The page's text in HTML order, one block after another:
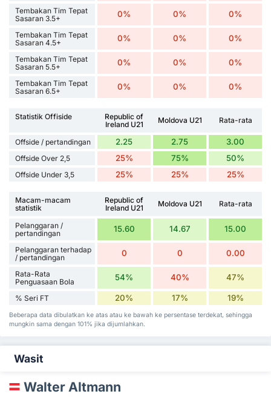
Tembakan Tim Tepat
Sasaran 3.5+
0% 0% 0%
Tembakan Tim Tepat
Sasaran 4.5+
0% 0% 0%
Tembakan Tim Tepat
Sasaran 5.5+
0% 0% 0%
Tembakan Tim Tepat
Sasaran 6.5+
0% 0% 0%
Statistik Offiside
Republic of
Ireland U21
Moldova U21 Rata-rata
Offside / pertandingan 2.25 2.75 3.00
Offside Over 2,5 25% 75% 50%
Offside Under 3,5 25% 25% 25%
Macam-macam
statistik
Republic of
Ireland U21
Moldova U21 Rata-rata
Pelanggaran /
pertandingan
15.60 14.67 15.00
Pelanggaran terhadap
/ pertandingan
0 0 0.00
Rata-Rata
Penguasaan Bola
54% 40% 47%
% Seri FT 20% 17% 19%
Beberapa data dibulatkan ke atas atau ke bawah ke persentase terdekat, sehingga
mungkin sama dengan 101% jika dijumlahkan.
Wasit
Walter Altmann